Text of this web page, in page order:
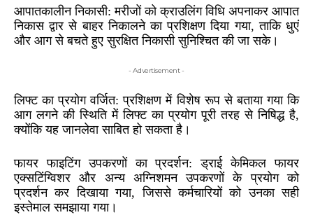
आपातकालीन निकासी: मरीजों को क्राउलिंग विधि अपनाकर आपात
निकास द्वार से बाहर निकालने का प्रशिक्षण दिया गया, ताकि धुएं
और आग से बचते हुए सुरक्षित निकासी सुनिश्चित की जा सके।
- Advertisement -
लिफ्ट का प्रयोग वर्जित: प्रशिक्षण में विशेष रूप से बताया गया कि
आग लगने की स्थिति में लिफ्ट का प्रयोग पूरी तरह से निषिद्ध है,
क्योंकि यह जानलेवा साबित हो सकता है।
फायर फाइटिंग उपकरणों का प्रदर्शन: ड्राई केमिकल फायर
एक्सटिंग्विशर और अन्य अग्निशमन उपकरणों के प्रयोग को
प्रदर्शन कर दिखाया गया, जिससे कर्मचारियों को उनका सही
इस्तेमाल समझाया गया।